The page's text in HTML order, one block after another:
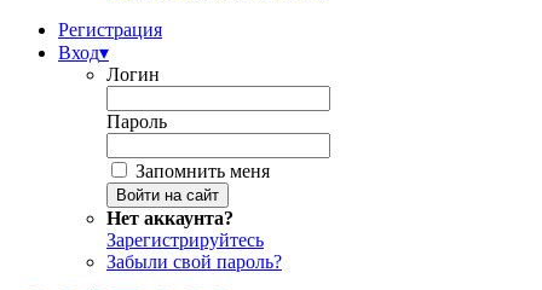
Регистрация
Вход▾
Логин
Пароль
Запомнить меня
Нет аккаунта?
Зарегистрируйтесь
Забыли свой пароль?